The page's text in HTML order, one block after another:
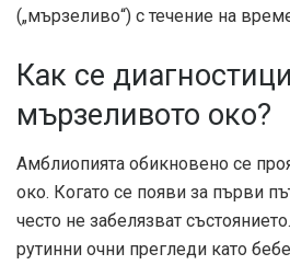
(„мързеливо“) с течение на
Как се
мързеливото око?
Амблиопията обикновено се
око. Когато се появи за първи
често не забелязват
рутинни очни прегледи като